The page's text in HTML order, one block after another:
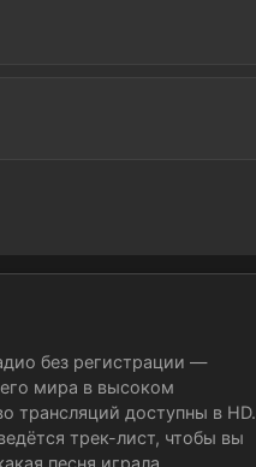
без регистрации —
мира в высоком
трансляций доступны в HD.
трек-лист, чтобы вы
песня играла.